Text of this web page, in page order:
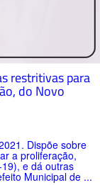
restritivas para
do Novo
Dispõe sobre
a proliferação,
e dá outras
Municipal de ...